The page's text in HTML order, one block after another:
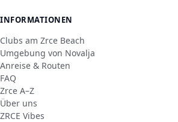
INFORMATIONEN
Clubs am Zrce Beach
Umgebung von Novalja
Anreise & Routen
FAQ
Zrce A–Z
Über uns
ZRCE Vibes